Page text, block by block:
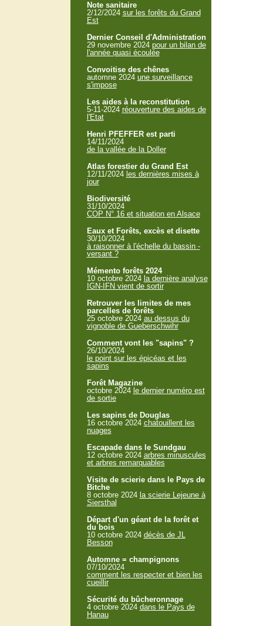
Note sanitaire
2/12/2024 sur les forêts du Grand
Est
Dernier Conseil d'Administration
29 novembre 2024 pour un bilan de
l'année quasi écoulée
Convoitise des chênes
automne 2024 une surveillance
s'impose
Les aides à la reconstitution
5-11-2024 réouverture des aides de
l'Etat
Henri PFEFFER est parti
14/11/2024
de la vallée de la Doller
Atlas forestier du Grand Est
12/11/2024 les dernières mises à
jour
Biodiversité
31/10/2024
COP N° 16 et situation en Alsace
Eaux et Forêts, excès et disette
30/10/2024
à raisonner à l'échelle du bassin -
versant ?
Mémento forêts 2024
10 octobre 2024 la dernière analyse
IGN-IFN vient de sortir
Retrouver les limites de mes
parcelles de forêts
25 octobre 2024 au dessus du
vignoble de Gueberschwihr
Comment vont les "sapins" ?
26/10/2024
le point sur les épicéas et les
sapins
Forêt Magazine
octobre 2024 le dernier numéro est
de sortie
Les sapins de Douglas
16 octobre 2024 chatouillent les
nuages
Escapade dans le Sundgau
12 octobre 2024 arbres minuscules
et arbres remarquables
Visite de scierie dans le Pays de
Bitche
8 octobre 2024 la scierie Lejeune à
Siersthal
Départ d'un géant de la forêt et
du bois
10 octobre 2024 décès de JL
Besson
Automne = champignons
07/10/2024
comment les respecter et bien les
cueillir
Sécurité du bûcheronnage
4 octobre 2024 dans le Pays de
Hanau